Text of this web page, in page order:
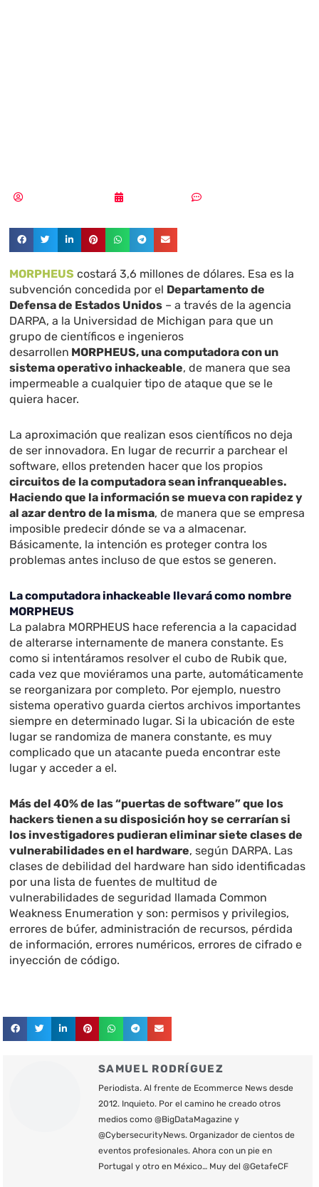
MORPHEUS costará 3,6 millones de dólares. Esa es la
subvención concedida por el Departamento de
Defensa de Estados Unidos – a través de la agencia
DARPA, a la Universidad de Michigan para que un
grupo de científicos e ingenieros
desarrollen MORPHEUS, una computadora con un
sistema operativo inhackeable, de manera que sea
impermeable a cualquier tipo de ataque que se le
quiera hacer.
La aproximación que realizan esos científicos no deja
de ser innovadora. En lugar de recurrir a parchear el
software, ellos pretenden hacer que los propios
circuitos de la computadora sean infranqueables.
Haciendo que la información se mueva con rapidez y
al azar dentro de la misma, de manera que se empresa
imposible predecir dónde se va a almacenar.
Básicamente, la intención es proteger contra los
problemas antes incluso de que estos se generen.
La computadora inhackeable llevará como nombre
MORPHEUS
La palabra MORPHEUS hace referencia a la capacidad
de alterarse internamente de manera constante. Es
como si intentáramos resolver el cubo de Rubik que,
cada vez que moviéramos una parte, automáticamente
se reorganizara por completo. Por ejemplo, nuestro
sistema operativo guarda ciertos archivos importantes
siempre en determinado lugar. Si la ubicación de este
lugar se randomiza de manera constante, es muy
complicado que un atacante pueda encontrar este
lugar y acceder a el.
Más del 40% de las “puertas de software” que los
hackers tienen a su disposición hoy se cerrarían si
los investigadores pudieran eliminar siete clases de
vulnerabilidades en el hardware, según DARPA. Las
clases de debilidad del hardware han sido identificadas
por una lista de fuentes de multitud de
vulnerabilidades de seguridad llamada Common
Weakness Enumeration y son: permisos y privilegios,
errores de búfer, administración de recursos, pérdida
de información, errores numéricos, errores de cifrado e
inyección de código.
SAMUEL RODRÍGUEZ
Periodista. Al frente de Ecommerce News desde
2012. Inquieto. Por el camino he creado otros
medios como @BigDataMagazine y
@CybersecurityNews. Organizador de cientos de
eventos profesionales. Ahora con un pie en
Portugal y otro en México… Muy del @GetafeCF